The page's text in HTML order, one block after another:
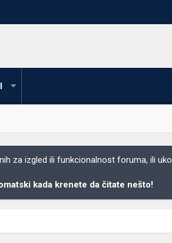
za izgled ili funkcionalnost foruma, ili
kada krenete da čitate nešto!